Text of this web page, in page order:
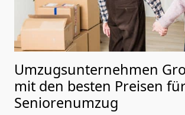
Umzugsunternehmen
mit den besten Preisen
Seniorenumzug